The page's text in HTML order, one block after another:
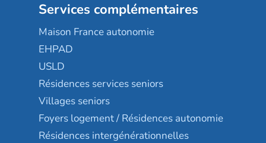
Services complémentaires
Maison France autonomie
EHPAD
USLD
Résidences services seniors
Villages seniors
Foyers logement / Résidences autonomie
Résidences intergénérationnelles